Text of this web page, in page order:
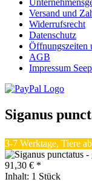
Versand und
Widerrufsrecht
Datenschutz
Öffnungszeiten
AGB
Impressum
Siganus
3-7 Werktage, Tiere
91,30 € *
Inhalt: 1 Stück